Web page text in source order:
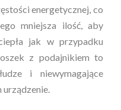
energetycznej, co
mniejsza ilość, aby
jak w przypadku
z podajnikiem to
i niewymagające
urządzenie.